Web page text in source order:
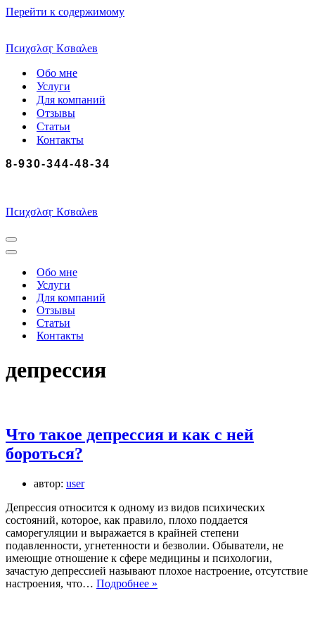
Перейти к содержимому
Пϲиχσλσӷ Кσвαλев
Обо мне
Услуги
Для компаний
Отзывы
Статьи
Контакты
8-930-344-48-34
Пϲиχσλσӷ Кσвαλев
Меню
навигации
Меню
навигацииОбо мне
Услуги
Для компаний
Отзывы
Статьи
Контакты
депрессия
Что такое депрессия и как с ней
бороться?
автор: user
Депрессия относится к одному из видов психических
состояний, которое, как правило, плохо поддается
саморегуляции и выражается в крайней степени
подавленности, угнетенности и безволии. Обыватели, не
имеющие отношение к сфере медицины и психологии,
зачастую депрессией называют плохое настроение, отсутствие
настроения, что… Подробнее »